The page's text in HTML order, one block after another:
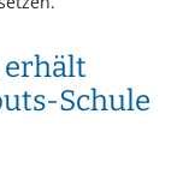
erhält
Schule